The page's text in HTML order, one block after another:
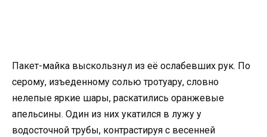
Пакет-майка выскользнул из её ослабевших рук. По
серому, изъеденному солью тротуару, словно
нелепые яркие шары, раскатились оранжевые
апельсины. Один из них укатился в лужу у
водосточной трубы, контрастируя с весенней